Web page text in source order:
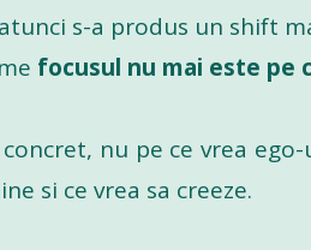
s-a produs un shift
focusul nu mai este pe
nu pe ce vrea
si ce vrea sa creeze.